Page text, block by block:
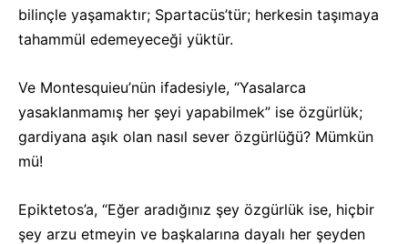
bilinçle yaşamaktır; Spartacüs’tür; herkesin taşımaya
tahammül edemeyeceği yüktür.
Ve Montesquieu’nün ifadesiyle, “Yasalarca
yasaklanmamış her şeyi yapabilmek” ise özgürlük;
gardiyana aşık olan nasıl sever özgürlüğü? Mümkün
mü!
Epiktetos’a, “Eğer aradığınız şey özgürlük ise, hiçbir
şey arzu etmeyin ve başkalarına dayalı her şeyden